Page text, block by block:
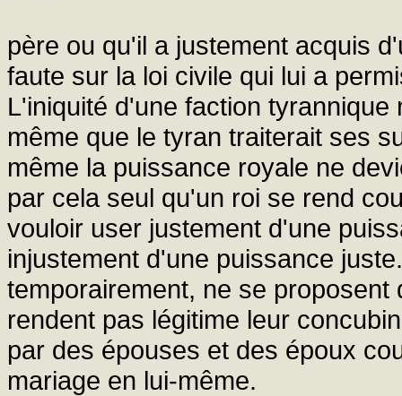
père ou qu'il a justement acquis
faute sur la loi civile qui lui a
L'iniquité d'une faction
même que le tyran traiterait ses
même la puissance royale ne
par cela seul qu'un roi se rend
vouloir user justement d'une
injustement d'une puissance
temporairement, ne se
rendent pas légitime leur
par des épouses et des époux
mariage en lui-même.